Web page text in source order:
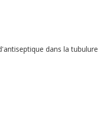
dans la tubulure